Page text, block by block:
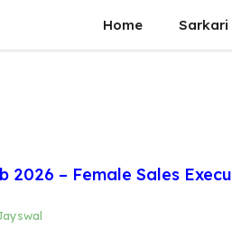
Home Sarkari
– Female Sales